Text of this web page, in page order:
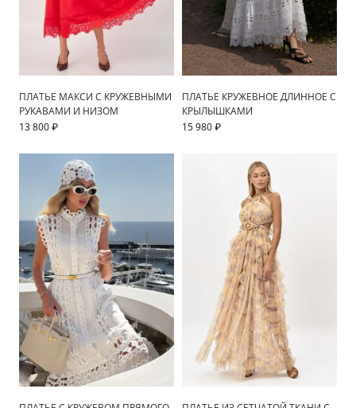
ПЛАТЬЕ МАКСИ C КРУЖЕВНЫМИ
РУКАВАМИ И НИЗОМ
13 800 ₽
ПЛАТЬЕ КРУЖЕВНОЕ ДЛИННОЕ С
КРЫЛЫШКАМИ
15 980 ₽